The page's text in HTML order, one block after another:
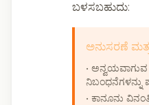
ಬಳಸಬಹುದು:
ಅನುಸರಣೆ
• ಅನ್ವಯವಾಗುವ
ನಿಬಂಧನೆಗಳನ್ನು
• ಕಾನೂನು